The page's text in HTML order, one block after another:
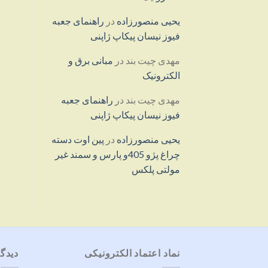
یحیی منصورزاده در راهنمای جعبه
فیوز نیسان پیکاپ ژاپنی
مهدی چیت بند در مبانی برق و
الکترونیک
مهدی چیت بند در راهنمای جعبه
فیوز نیسان پیکاپ ژاپنی
یحیی منصورزاده در پین اوت دسته
چراغ پژو 405و پارس و سمند غیر
مولتی پلکس
نماد اعتماد الکترونیکی